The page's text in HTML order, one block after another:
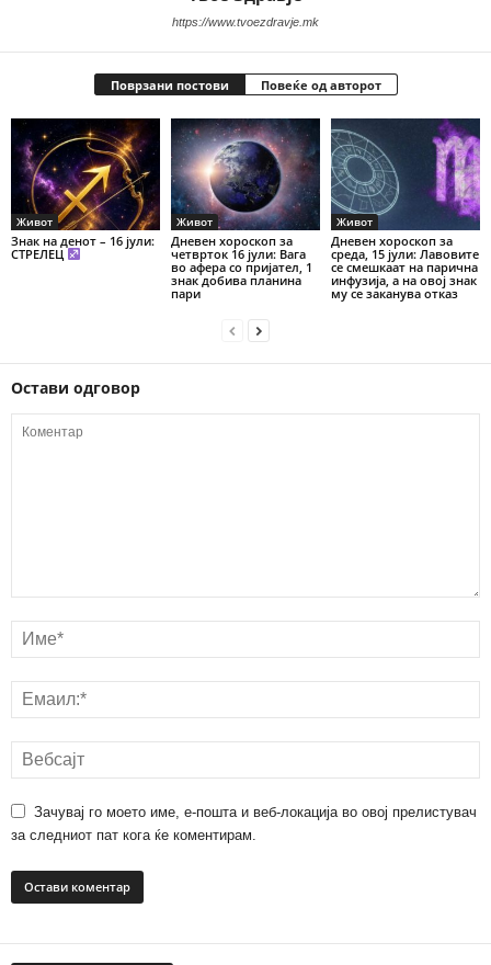
https://www.tvoezdravje.mk
Поврзани постови Повеќе од авторот
Живот
Знак на денот – 16 јули:
СТРЕЛЕЦ
Живот
Дневен хороскоп за
четврток 16 јули: Вага
во афера со пријател, 1
знак добива планина
пари
Живот
Дневен хороскоп за
среда, 15 јули: Лавовите
се смешкаат на парична
инфузија, а на овој знак
му се заканува отказ
Остави одговор
Зачувај го моето име, е-пошта и веб-локација во овој прелистувач
за следниот пат кога ќе коментирам.